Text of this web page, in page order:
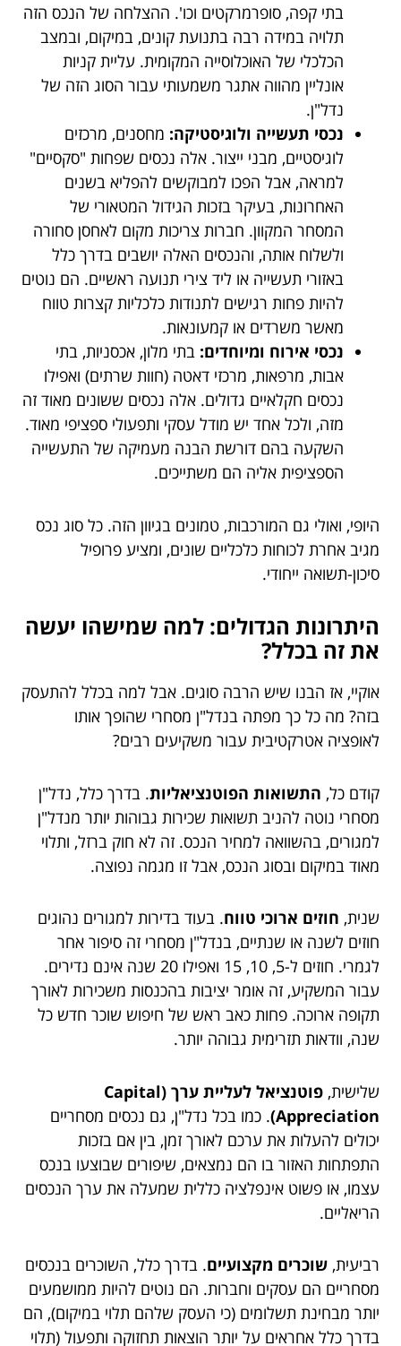
בתי קפה, סופרמרקטים וכו'. ההצלחה של הנכס הזה
תלויה במידה רבה בתנועת קונים, במיקום, ובמצב
הכלכלי של האוכלוסייה המקומית. עליית קניות
אונליין מהווה אתגר משמעותי עבור הסוג הזה של
נדל"ן.
נכסי תעשייה ולוגיסטיקה: מחסנים, מרכזים
לוגיסטיים, מבני ייצור. אלה נכסים שפחות "סקסיים"
למראה, אבל הפכו למבוקשים להפליא בשנים
האחרונות, בעיקר בזכות הגידול המטאורי של
המסחר המקוון. חברות צריכות מקום לאחסן סחורה
ולשלוח אותה, והנכסים האלה יושבים בדרך כלל
באזורי תעשייה או ליד צירי תנועה ראשיים. הם נוטים
להיות פחות רגישים לתנודות כלכליות קצרות טווח
מאשר משרדים או קמעונאות.
נכסי אירוח ומיוחדים: בתי מלון, אכסניות, בתי
אבות, מרפאות, מרכזי דאטה (חוות שרתים) ואפילו
נכסים חקלאיים גדולים. אלה נכסים ששונים מאוד זה
מזה, ולכל אחד יש מודל עסקי ותפעולי ספציפי מאוד.
השקעה בהם דורשת הבנה מעמיקה של התעשייה
הספציפית אליה הם משתייכים.
היופי, ואולי גם המורכבות, טמונים בגיוון הזה. כל סוג נכס
מגיב אחרת לכוחות כלכליים שונים, ומציע פרופיל
סיכון-תשואה ייחודי.
היתרונות הגדולים: למה שמישהו יעשה
את זה בכלל?
אוקיי, אז הבנו שיש הרבה סוגים. אבל למה בכלל להתעסק
בזה? מה כל כך מפתה בנדל"ן מסחרי שהופך אותו
לאופציה אטרקטיבית עבור משקיעים רבים?
קודם כל, התשואות הפוטנציאליות. בדרך כלל, נדל"ן
מסחרי נוטה להניב תשואות שכירות גבוהות יותר מנדל"ן
למגורים, בהשוואה למחיר הנכס. זה לא חוק ברזל, ותלוי
מאוד במיקום ובסוג הנכס, אבל זו מגמה נפוצה.
שנית, חוזים ארוכי טווח. בעוד בדירות למגורים נהוגים
חוזים לשנה או שנתיים, בנדל"ן מסחרי זה סיפור אחר
לגמרי. חוזים ל-5, 10, 15 ואפילו 20 שנה אינם נדירים.
עבור המשקיע, זה אומר יציבות בהכנסות משכירות לאורך
תקופה ארוכה. פחות כאב ראש של חיפוש שוכר חדש כל
שנה, וודאות תזרימית גבוהה יותר.
שלישית,
פוטנציאל לעליית ערך (Capital
Appreciation) . כמו בכל נדל"ן, גם נכסים מסחריים
יכולים להעלות את ערכם לאורך זמן, בין אם בזכות
התפתחות האזור בו הם נמצאים, שיפורים שבוצעו בנכס
עצמו, או פשוט אינפלציה כללית שמעלה את ערך הנכסים
הריאליים.
רביעית, שוכרים מקצועיים. בדרך כלל, השוכרים בנכסים
מסחריים הם עסקים וחברות. הם נוטים להיות ממושמעים
יותר מבחינת תשלומים (כי העסק שלהם תלוי במיקום), הם
בדרך כלל אחראים על יותר הוצאות תחזוקה ותפעול (תלוי